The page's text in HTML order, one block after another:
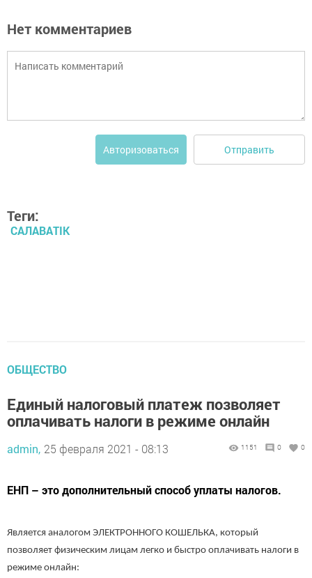
Нет комментариев
Авторизоваться Отправить
Теги:
САЛАВАTIK
ОБЩЕСТВО
Единый налоговый платеж позволяет
оплачивать налоги в режиме онлайн
admin, 25 февраля 2021 - 08:13 1151 0 0
​​​​​​​ЕНП – это дополнительный способ уплаты налогов.
Является аналогом ЭЛЕКТРОННОГО КОШЕЛЬКА, который
позволяет физическим лицам легко и быстро оплачивать налоги в
режиме онлайн: